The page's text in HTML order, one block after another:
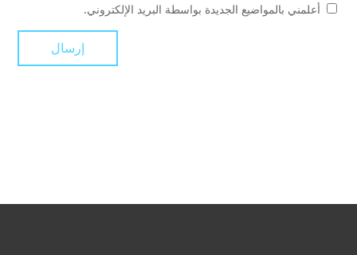
أعلمني بالمواضيع الجديدة بواسطة البريد الإلكتروني.